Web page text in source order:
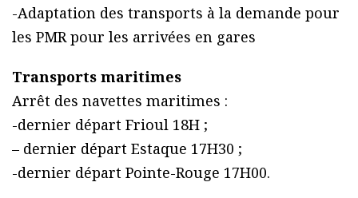
-Adaptation des transports à la demande pour
les PMR pour les arrivées en gares
Transports maritimes
Arrêt des navettes maritimes :
-dernier départ Frioul 18H ;
– dernier départ Estaque 17H30 ;
-dernier départ Pointe-Rouge 17H00.